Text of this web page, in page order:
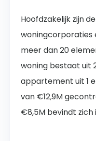
Hoofdzakelijk zijn
woningcorporaties
meer dan 20
woning bestaat uit
appartement uit 1
van €12,9M
€8,5M bevindt zich